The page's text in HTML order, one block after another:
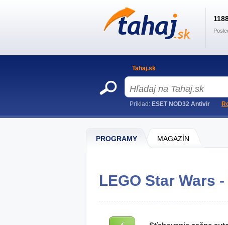
PROGRAMY MAGAZÍN
LEGO Star Wars
Tahaj.sk
Príklad: ESET NOD32 Antivir